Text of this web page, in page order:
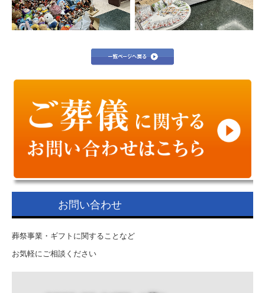
2025/03/18 第２回栃木奥様モニター会議
2025/03/24 日帰り芦野温泉ツアー
2025/04/21 第1回栃木奥様モニター会議
2025/04/27 人形供養祭（いわふねホール）
2025/09/25 マイナビインターンシップ
お問い合わせ
葬祭事業・ギフトに関することなど
お気軽にご相談ください